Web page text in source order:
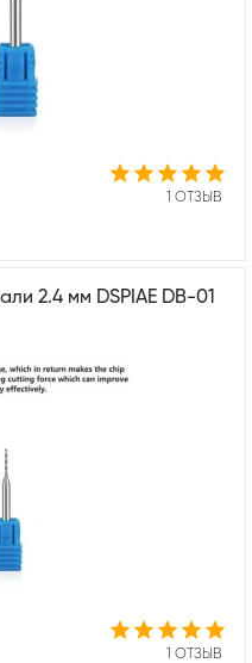
1 ОТЗЫВ
2.4 мм DSPIAE DB-01
1 ОТЗЫВ